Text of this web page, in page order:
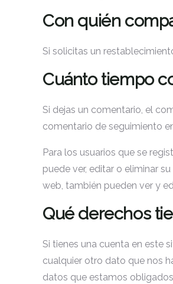
Con quién
Si solicitas un
Cuánto tiempo
Si dejas un comentario, el
comentario de seguimiento
Para los usuarios que se
puede ver, editar o eliminar
web, también pueden ver y
Qué derechos
Si tienes una cuenta en este
cualquier otro dato que nos
datos que estamos